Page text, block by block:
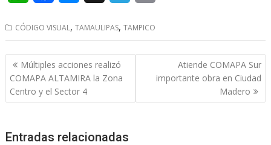
a
t
s
A
p
c
e
b
o
k
s
s
e
n
e
l
e
n
t
CÓDIGO VISUAL,TAMAULIPAS,TAMPICO
Navegación
de
entradas
Múltiples acciones realizó
COMAPA ALTAMIRA la Zona
Centro y el Sector 4
Atiende COMAPA Sur
importante obra en Ciudad
Madero
Entradas relacionadas